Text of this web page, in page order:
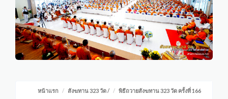
หน้าแรก สังฆทาน 323 วัด/ พิธีถวายสังฆทาน 323 วัด ครั้งที่ 166